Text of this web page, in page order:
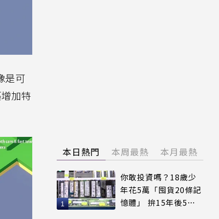
是可
加特
本日熱門 本周最熱 本月最熱
你敢投資嗎？18歲少
年花5萬「囤貨20條記
憶體」 拚15年後5倍